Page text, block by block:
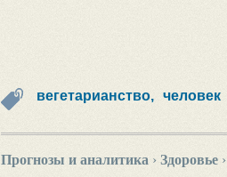
вегетарианство, человек
Прогнозы и аналитика › Здоровье›